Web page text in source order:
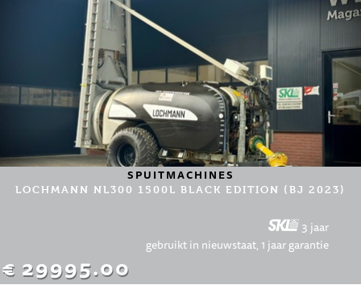
SPUITMACHINES
LOCHMANN NL300 1500L BLACK EDITION (BJ 2023)
€ 29995.00
3 jaar
gebruikt in nieuwstaat, 1 jaar garantie